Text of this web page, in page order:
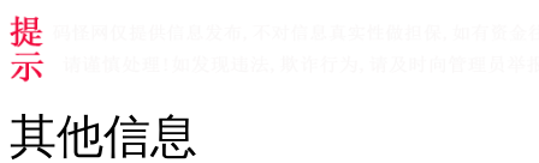
其他信息